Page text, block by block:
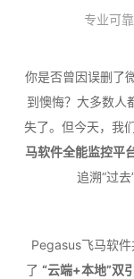
专业可
你是否曾因误删了
到懊悔？大多数人
失了。但今天，我
马软件全能监控平
追溯“过
Pegasus飞马软
了 “云端+本地”双